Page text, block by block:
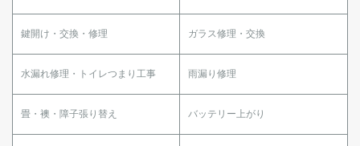
鍵開け・交換・修理 ガラス修理・交換
水漏れ修理・トイレつまり工事 雨漏り修理
畳・襖・障子張り替え バッテリー上がり